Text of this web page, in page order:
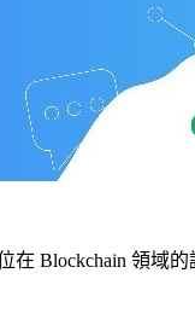
在 Blockchain 領域